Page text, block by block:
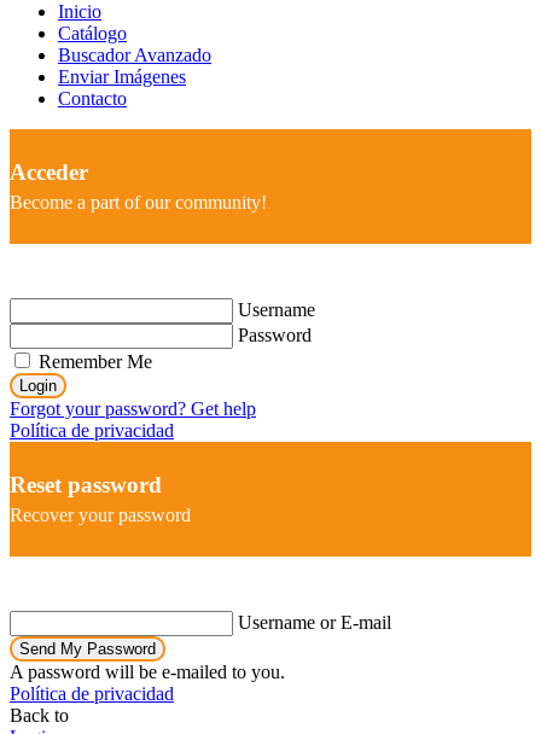
Inicio
Catálogo
Buscador Avanzado
Enviar Imágenes
Contacto
Acceder
Become a part of our community!
Username
Password
Remember Me
Login
Forgot your password? Get help
Política de privacidad
Reset password
Recover your password
Username or E-mail
Send My Password
A password will be e-mailed to you.
Política de privacidad
Back to